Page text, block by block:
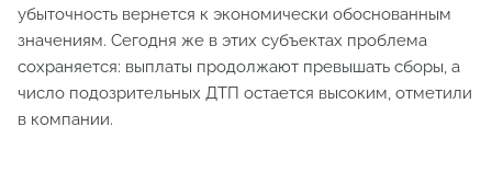
убыточность вернется к экономически обоснованным
значениям. Сегодня же в этих субъектах проблема
сохраняется: выплаты продолжают превышать сборы, а
число подозрительных ДТП остается высоким, отметили
в компании.